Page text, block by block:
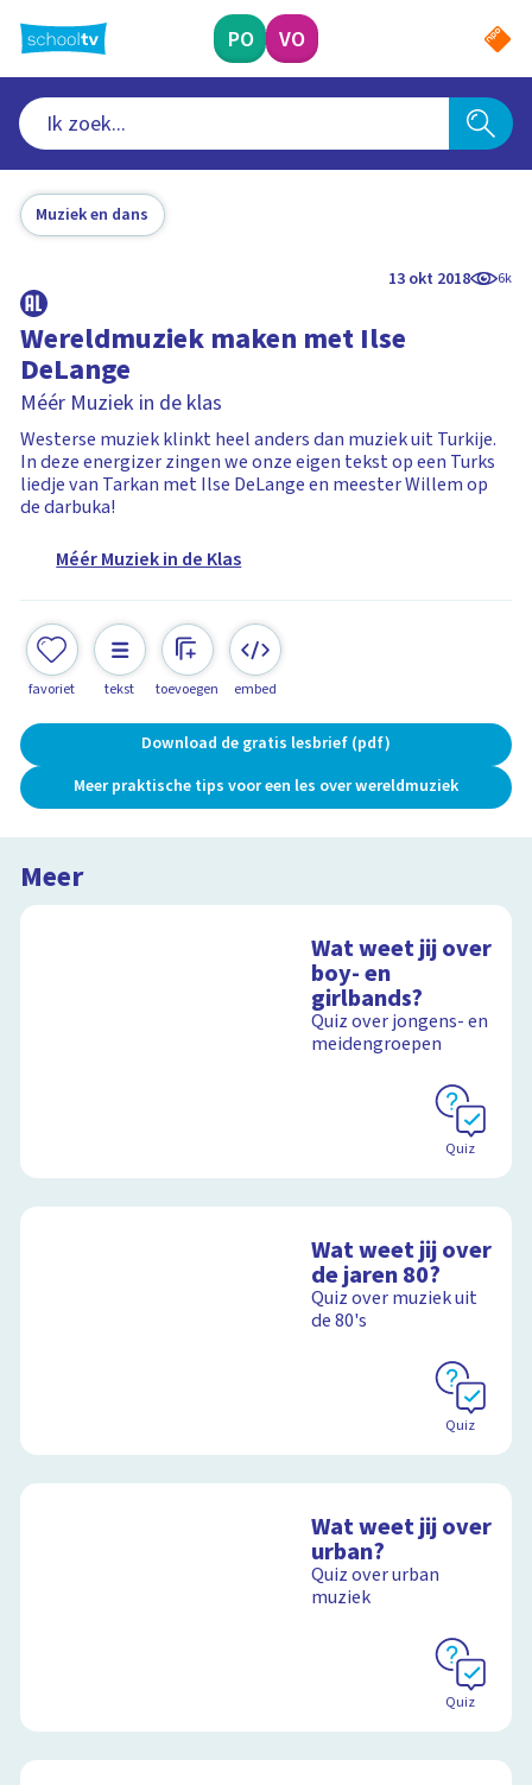
naar
hoofdinhoud
PO VO
Muziek en dans
13 okt 2018 6k
Wereldmuziek maken met Ilse
DeLange
Méér Muziek in de klas
Westerse muziek klinkt heel anders dan muziek uit Turkije.
In deze energizer zingen we onze eigen tekst op een Turks
liedje van Tarkan met Ilse DeLange en meester Willem op
de darbuka!
Méér Muziek in de Klas
favoriet tekst toevoegen embed
Download de gratis lesbrief (pdf)
Meer praktische tips voor een les over wereldmuziek
Meer
Wat weet jij over
boy- en
girlbands?
Quiz over jongens- en
meidengroepen
Quiz
Wat weet jij over
de jaren 80?
Quiz over muziek uit
de 80's
Quiz
Wat weet jij over
urban?
Quiz over urban
muziek
Quiz